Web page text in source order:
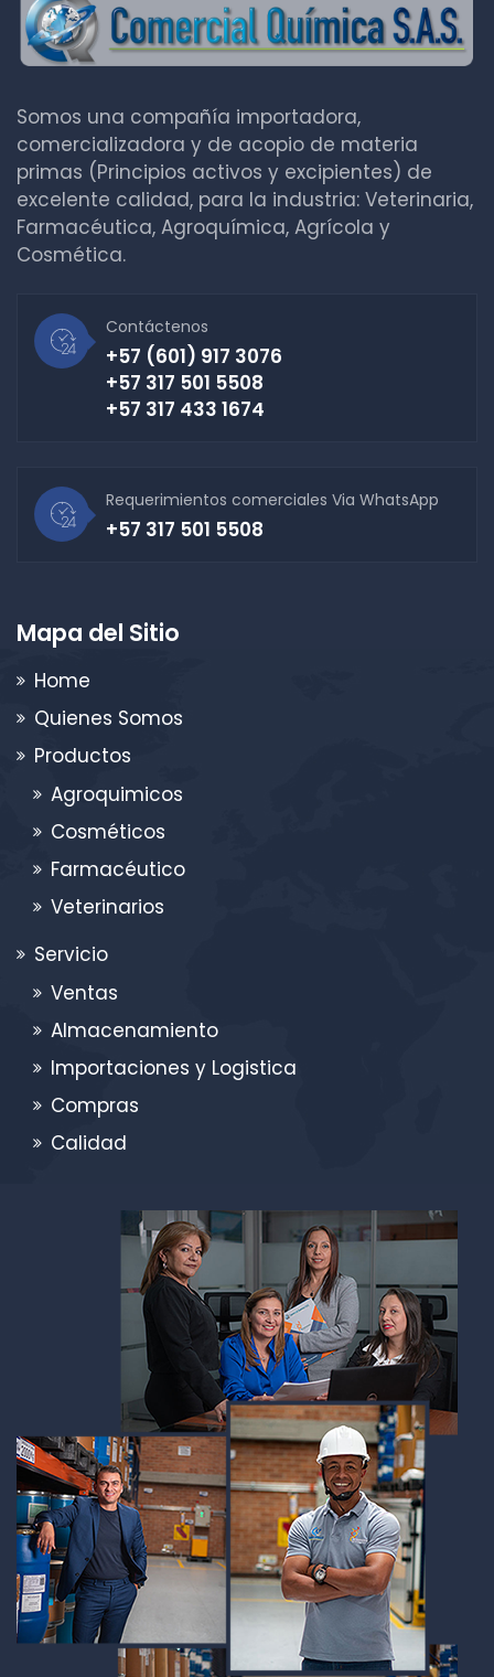
Somos una compañía importadora,
comercializadora y de acopio de materia
primas (Principios activos y excipientes) de
excelente calidad, para la industria: Veterinaria,
Farmacéutica, Agroquímica, Agrícola y
Cosmética.
Contáctenos
+57 (601) 917 3076
+57 317 501 5508
+57 317 433 1674
Requerimientos comerciales Via WhatsApp
+57 317 501 5508
Mapa del Sitio
Home
Quienes Somos
Productos
Agroquimicos
Cosméticos
Farmacéutico
Veterinarios
Servicio
Ventas
Almacenamiento
Importaciones y Logistica
Compras
Calidad